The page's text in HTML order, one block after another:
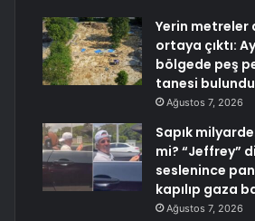
Yerin metreler
ortaya çıktı:
bölgede peş
tanesi bulundu
Ağustos 7, 2026
Sapık
mi? “Jeffrey”
seslenince
kapılıp gaza
Ağustos 7, 2026